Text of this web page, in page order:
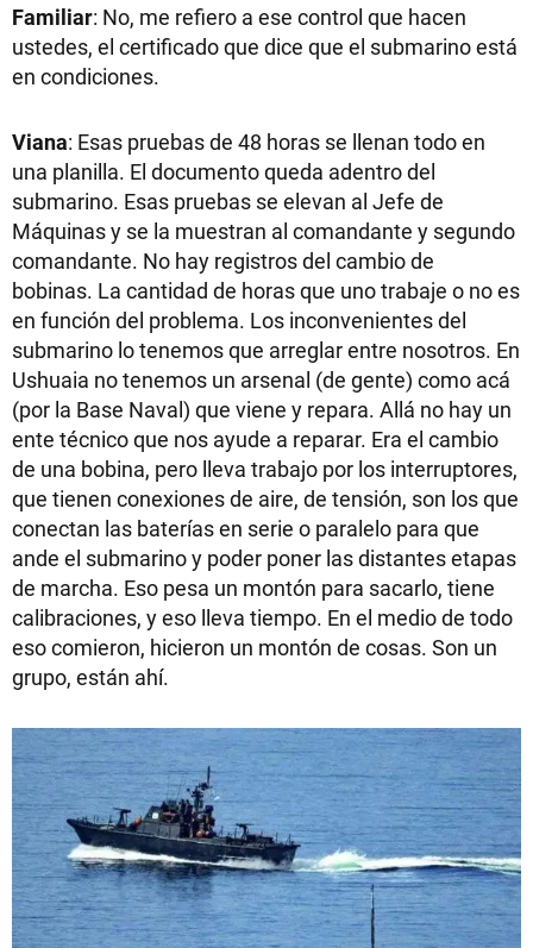
Familiar: No, me refiero a ese control que hacen
ustedes, el certificado que dice que el submarino está
en condiciones.
Viana: Esas pruebas de 48 horas se llenan todo en
una planilla. El documento queda adentro del
submarino. Esas pruebas se elevan al Jefe de
Máquinas y se la muestran al comandante y segundo
comandante. No hay registros del cambio de
bobinas. La cantidad de horas que uno trabaje o no es
en función del problema. Los inconvenientes del
submarino lo tenemos que arreglar entre nosotros. En
Ushuaia no tenemos un arsenal (de gente) como acá
(por la Base Naval) que viene y repara. Allá no hay un
ente técnico que nos ayude a reparar. Era el cambio
de una bobina, pero lleva trabajo por los interruptores,
que tienen conexiones de aire, de tensión, son los que
conectan las baterías en serie o paralelo para que
ande el submarino y poder poner las distantes etapas
de marcha. Eso pesa un montón para sacarlo, tiene
calibraciones, y eso lleva tiempo. En el medio de todo
eso comieron, hicieron un montón de cosas. Son un
grupo, están ahí.